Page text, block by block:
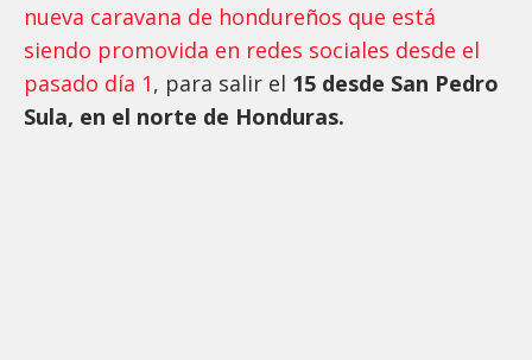
nueva caravana de hondureños que está
siendo promovida en redes sociales desde el
pasado día 1, para salir el 15 desde San Pedro
Sula, en el norte de Honduras.